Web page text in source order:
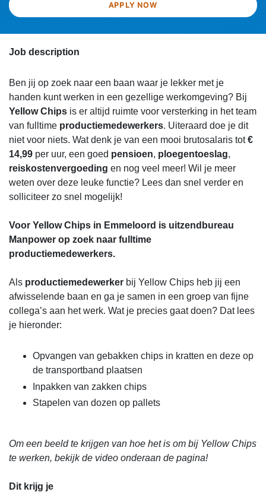
APPLY NOW
Job description
Ben jij op zoek naar een baan waar je lekker met je
handen kunt werken in een gezellige werkomgeving? Bij
Yellow Chips is er altijd ruimte voor versterking in het team
van fulltime productiemedewerkers. Uiteraard doe je dit
niet voor niets. Wat denk je van een mooi brutosalaris tot€
14,99 per uur, een goed pensioen, ploegentoeslag,
reiskostenvergoeding en nog veel meer! Wil je meer
weten over deze leuke functie? Lees dan snel verder en
solliciteer zo snel mogelijk!
Voor Yellow Chips in Emmeloord is uitzendbureau
Manpower op zoek naar fulltime
productiemedewerkers.
Als productiemedewerker bij Yellow Chips heb jij een
afwisselende baan en ga je samen in een groep van fijne
collega’s aan het werk. Wat je precies gaat doen? Dat lees
je hieronder:
Opvangen van gebakken chips in kratten en deze op
de transportband plaatsen
Inpakken van zakken chips
Stapelen van dozen op pallets
Om een beeld te krijgen van hoe het is om bij Yellow Chips
te werken, bekijk de video onderaan de pagina!
Dit krijg je